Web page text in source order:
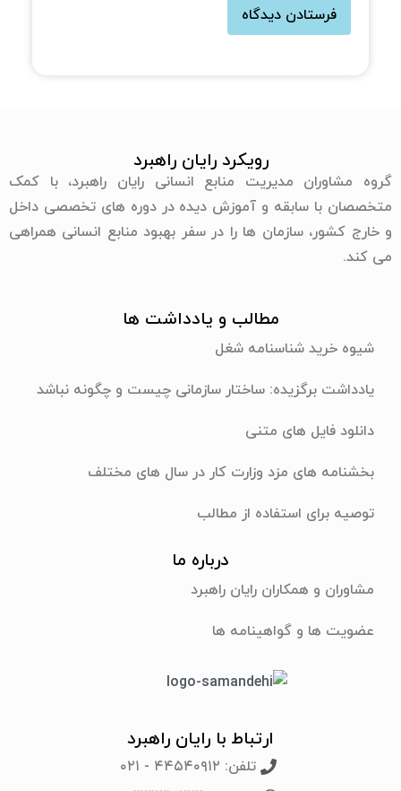
رویکرد رایان راهبرد
گروه مشاوران مدیریت منابع انسانی رایان راهبرد، با کمک
متخصصان با سابقه و آموزش دیده در دوره های تخصصی داخل
و خارج کشور، سازمان ها را در سفر بهبود منابع انسانی همراهی
می کند.
مطالب و یادداشت ها
شیوه خرید شناسنامه شغل
یادداشت برگزیده: ساختار سازمانی چیست و چگونه نباشد
دانلود فایل های متنی
بخشنامه های مزد وزارت کار در سال های مختلف
توصیه برای استفاده از مطالب
درباره ما
مشاوران و همکاران رایان راهبرد
عضویت ها و گواهینامه ها
ارتباط با رایان راهبرد
تلفن: ۴۴۵۴۰۹۱۲ - ۰۲۱